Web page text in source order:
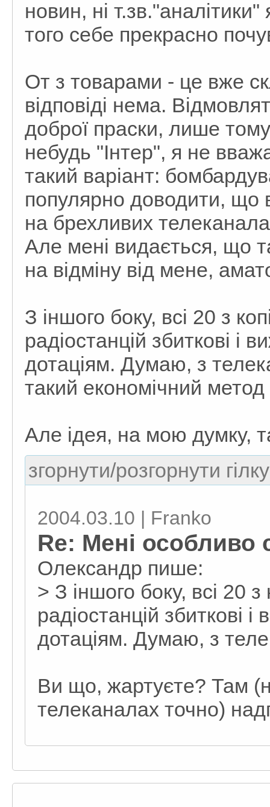
новин, ні
того себе прекрасно
От з товарами - це вже
відповіді нема.
доброї праски, лише
небудь "Інтер", я не
такий варіант:
популярно доводити, що
на брехливих
Але мені видається, що
на відміну від мене,
З іншого боку, всі 20 з
радіостанцій збиткові і
дотаціям. Думаю, з
такий економічний
Але ідея, на мою думку,
згорнути/розгорнути
2004.03.10 | Franko
Re: Мені особливо
Олександр пише:
> З іншого боку, всі 20
радіостанцій збиткові
дотаціям. Думаю, з
Ви що, жартуєте? Там
телеканалах точно)